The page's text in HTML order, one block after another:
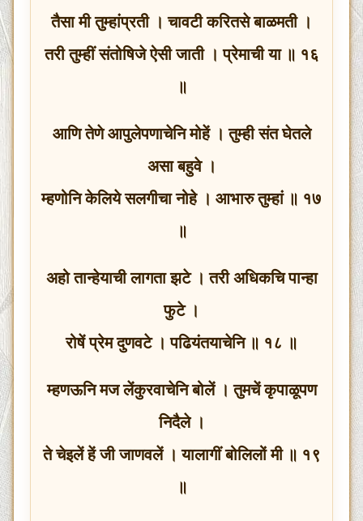
तैसा मी तुम्हांप्रती । चावटी करितसे बाळमती ।
तरी तुम्हीं संतोषिजे ऐसी जाती । प्रेमाची या ॥ १६
॥
आणि तेणे आपुलेपणाचेनि मोहें । तुम्ही संत घेतले
असा बहुवे ।
म्हणोनि केलिये सलगीचा नोहे । आभारु तुम्हां ॥ १७
॥
अहो तान्हेयाची लागता झटे । तरी अधिकचि पान्हा
फुटे ।
रोषें प्रेम दुणवटे । पढियंतयाचेनि ॥ १८ ॥
म्हणऊनि मज लेंकुरवाचेनि बोलें । तुमचें कृपाळूपण
निदैले ।
ते चेइलें हें जी जाणवलें । यालागीं बोलिलों मी ॥ १९
॥